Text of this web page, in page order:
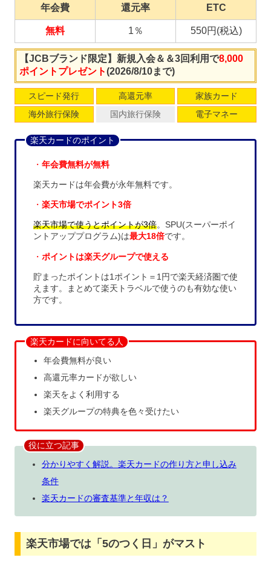
年会費 還元率 ETC
無料 1％ 550円(税込)
【JCBブランド限定】新規入会＆＆3回利用で8,000
ポイントプレゼント(2026/8/10まで)
スピード発行 高還元率
家族カード
海外旅行保険
国内旅行保険 電子マネー
楽天カードのポイント
・ 年会費無料が無料
楽天カードは年会費が永年無料です。
・ 楽天市場でポイント3倍
楽天市場で使うとポイントが3倍。SPU(スーパーポイ
ントアッププログラム)は最大18倍です。
・ ポイントは楽天グループで使える
貯まったポイントは1ポイント＝1円で楽天経済圏で使
えます。まとめて楽天トラベルで使うのも有効な使い
方です。
楽天カードに向いてる人
年会費無料が良い
高還元率カードが欲しい
楽天をよく利用する
楽天グループの特典を色々受けたい
役に立つ記事
分かりやすく解説。楽天カードの作り方と申し込み
条件
楽天カードの審査基準と年収は？
楽天市場では「5のつく日」がマスト